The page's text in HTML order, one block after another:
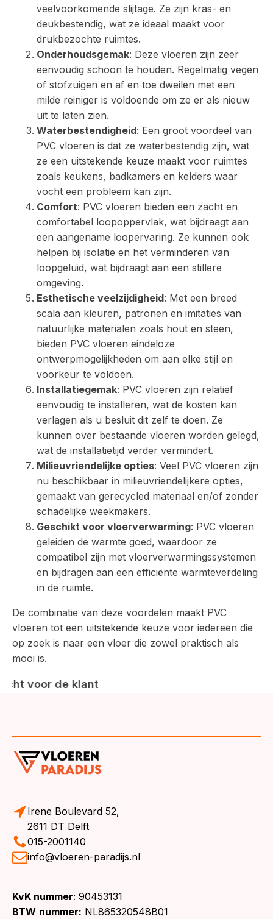
veelvoorkomende slijtage. Ze zijn kras- en
deukbestendig, wat ze ideaal maakt voor
drukbezochte ruimtes.
Onderhoudsgemak: Deze vloeren zijn zeer
eenvoudig schoon te houden. Regelmatig vegen
of stofzuigen en af en toe dweilen met een
milde reiniger is voldoende om ze er als nieuw
uit te laten zien.
Waterbestendigheid: Een groot voordeel van
PVC vloeren is dat ze waterbestendig zijn, wat
ze een uitstekende keuze maakt voor ruimtes
zoals keukens, badkamers en kelders waar
vocht een probleem kan zijn.
Comfort: PVC vloeren bieden een zacht en
comfortabel loopoppervlak, wat bijdraagt aan
een aangename loopervaring. Ze kunnen ook
helpen bij isolatie en het verminderen van
loopgeluid, wat bijdraagt aan een stillere
omgeving.
Esthetische veelzijdigheid: Met een breed
scala aan kleuren, patronen en imitaties van
natuurlijke materialen zoals hout en steen,
bieden PVC vloeren eindeloze
ontwerpmogelijkheden om aan elke stijl en
voorkeur te voldoen.
Installatiegemak: PVC vloeren zijn relatief
eenvoudig te installeren, wat de kosten kan
verlagen als u besluit dit zelf te doen. Ze
kunnen over bestaande vloeren worden gelegd,
wat de installatietijd verder vermindert.
Milieuvriendelijke opties: Veel PVC vloeren zijn
nu beschikbaar in milieuvriendelijkere opties,
gemaakt van gerecycled materiaal en/of zonder
schadelijke weekmakers.
Geschikt voor vloerverwarming: PVC vloeren
geleiden de warmte goed, waardoor ze
compatibel zijn met vloerverwarmingssystemen
en bijdragen aan een efficiënte warmteverdeling
in de ruimte.
De combinatie van deze voordelen maakt PVC
vloeren tot een uitstekende keuze voor iedereen die
op zoek is naar een vloer die zowel praktisch als
mooi is.
Irene Boulevard 52,
2611 DT Delft
015-2001140
info@vloeren-paradijs.nl
KvK nummer: 90453131
BTW nummer: NL865320548B01